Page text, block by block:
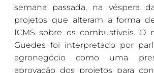
semana passada, na véspera
projetos que alteram a forma
ICMS sobre os combustíveis. O
Guedes foi interpretado por
agronegócio como uma
aprovação dos projetos para